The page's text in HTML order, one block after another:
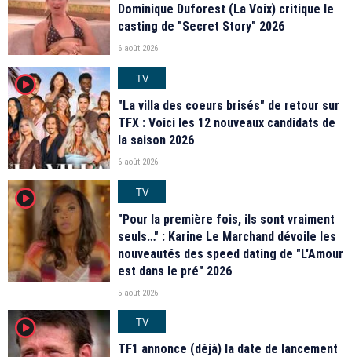
Dominique Duforest (La Voix) critique le
casting de "Secret Story" 2026
6 août 2026
player2
TV
"La villa des coeurs brisés" de retour sur
TFX : Voici les 12 nouveaux candidats de
la saison 2026
6 août 2026
player2
TV
"Pour la première fois, ils sont vraiment
seuls…" : Karine Le Marchand dévoile les
nouveautés des speed dating de "L'Amour
est dans le pré" 2026
5 août 2026
player2
TV
TF1 annonce (déjà) la date de lancement